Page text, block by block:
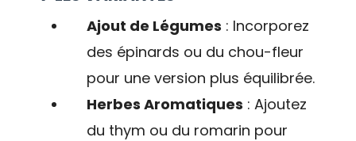
Ajout de Légumes : Incorporez
des épinards ou du chou-fleur
pour une version plus équilibrée.
Herbes Aromatiques : Ajoutez
du thym ou du romarin pour